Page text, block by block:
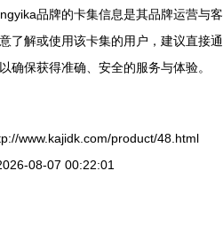
品牌的卡集信息是其品牌运营与客
了解或使用该卡集的用户，建议直接通
确保获得准确、安全的服务与体验。
www.kajidk.com/product/48.html
08-07 00:22:01